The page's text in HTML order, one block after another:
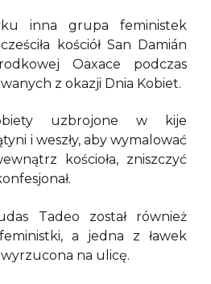
inna grupa feministek
kościół San Damián
Oaxace podczas
z okazji Dnia Kobiet.
uzbrojone w kije
i weszły, aby wymalować
kościoła, zniszczyć
Tadeo został również
a jedna z ławek
wyrzucona na ulicę.